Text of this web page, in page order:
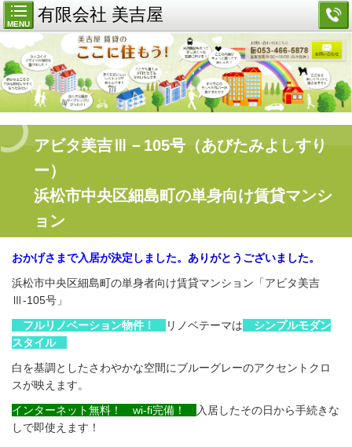
MENU 有限会社 美吉屋
アビタ美吉Ⅲ－105号（あびたみよしすり
ー）
浜松市中央区細島町の単身向け賃貸マンシ
ョン
おかげさまで入居が決定しました。 ありがとうございました。
浜松市中央区細島町の単身者向け賃貸マンション「アビタ美吉
Ⅲ-105号」
フルリノベーション物件！
リノベテーマは シンプルモダン
スタイル
白を基調としたさわやかな空間にブルーグレーのアクセントクロ
スが映えます。
インターネット無料！ wi-fi完備！
入居したその日から手続きな
しで即使えます！